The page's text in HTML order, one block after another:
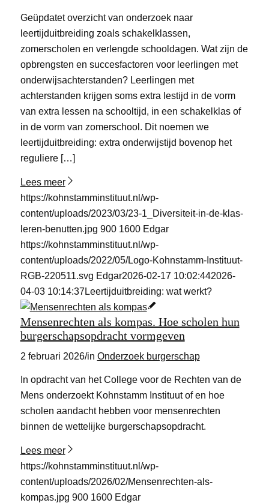
Geüpdatet overzicht van onderzoek naar
leertijduitbreiding zoals schakelklassen,
zomerscholen en verlengde schooldagen. Wat zijn de
opbrengsten en succesfactoren voor leerlingen met
onderwijsachterstanden? Leerlingen met
achterstanden krijgen soms extra lestijd in de vorm
van extra lessen na schooltijd, in een schakelklas of
in de vorm van zomerschool. Dit noemen we
leertijduitbreiding: extra onderwijstijd bovenop het
reguliere […]
Lees meer
https://kohnstamminstituut.nl/wp-
content/uploads/2023/03/23-1_Diversiteit-in-de-klas-
leren-benutten.jpg 900 1600 Edgar
https://kohnstamminstituut.nl/wp-
content/uploads/2022/05/Logo-Kohnstamm-Instituut-
RGB-220511.svg Edgar2026-02-17 10:02:442026-
04-03 10:14:37 Leertijduitbreiding: wat werkt?
Mensenrechten als kompas. Hoe scholen hun
burgerschapsopdracht vormgeven
2 februari 2026/in Onderzoek burgerschap
In opdracht van het College voor de Rechten van de
Mens onderzoekt Kohnstamm Instituut of en hoe
scholen aandacht hebben voor mensenrechten
binnen de wettelijke burgerschapsopdracht.
Lees meer
https://kohnstamminstituut.nl/wp-
content/uploads/2026/02/Mensenrechten-als-
kompas.jpg 900 1600 Edgar